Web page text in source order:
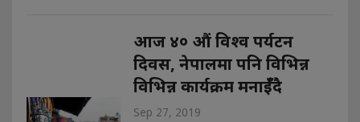
आज ४० औं विश्व पर्यटन
दिवस, नेपालमा पनि विभिन्न
विभिन्न कार्यक्रम मनाईँदै
Sep 27, 2019